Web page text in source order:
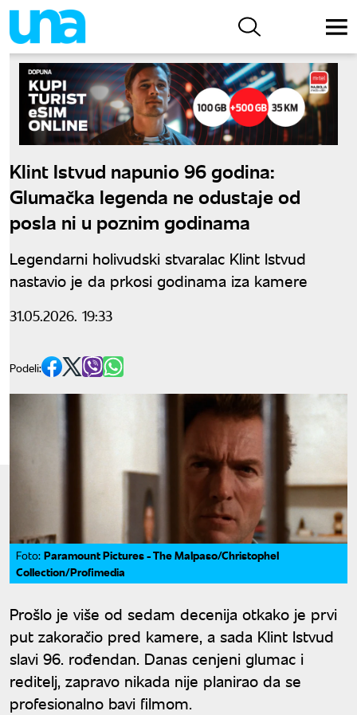
Klint Istvud napunio 96 godina:
Glumačka legenda ne odustaje od
posla ni u poznim godinama
Legendarni holivudski stvaralac Klint Istvud
nastavio je da prkosi godinama iza kamere
31.05.2026. 19:33
Podeli:
Foto: Paramount Pictures - The Malpaso/Christophel
Collection/Profimedia
Prošlo je više od sedam decenija otkako je prvi
put zakoračio pred kamere, a sada Klint Istvud
slavi 96. rođendan. Danas cenjeni glumac i
reditelj, zapravo nikada nije planirao da se
profesionalno bavi filmom.